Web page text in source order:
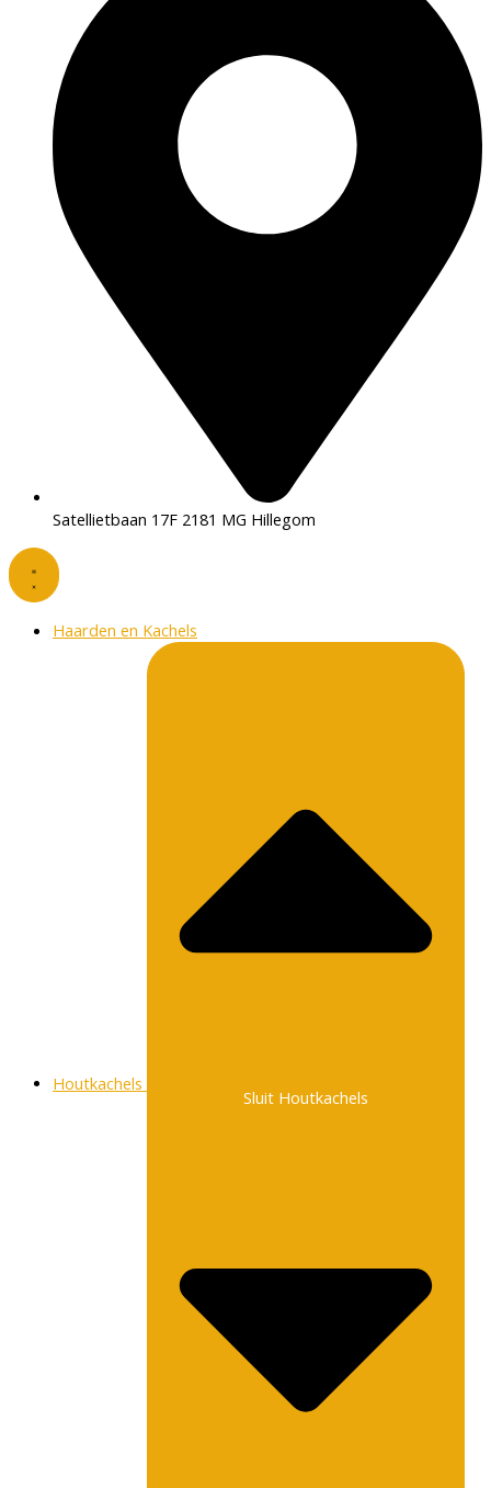
Satellietbaan 17F 2181 MG Hillegom
Haarden en Kachels
Houtkachels
Sluit Houtkachels